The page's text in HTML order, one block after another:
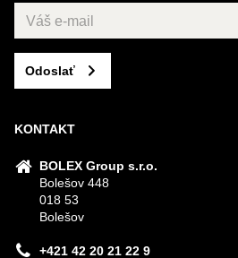
Odoslať
KONTAKT
BOLEX Group s.r.o.
Bolešov 448
018 53
Bolešov
+421 42 20 21 22 9